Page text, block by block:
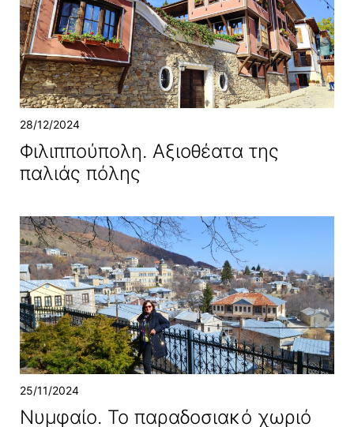
28/12/2024
Φιλιππούπολη. Αξιοθέατα της
παλιάς πόλης
25/11/2024
Νυμφαίο. Το παραδοσιακό χωριό